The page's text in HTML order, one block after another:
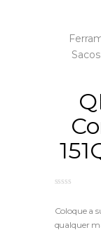
u
o
Coloque a
qualquer